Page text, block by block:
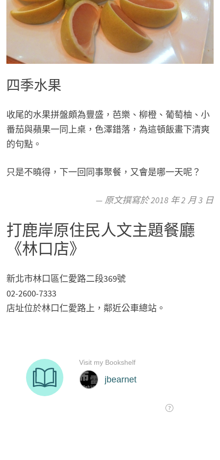
四季水果
收尾的水果拼盤頗為豐盛，芭樂、柳橙、葡萄柚、小
番茄與蘋果一同上桌，色澤錯落，為這頓飯畫下清爽
的句點。
只是不曉得，下一回同事聚餐，又會是哪一天呢？
— 原文撰寫於 2018 年 2 月 3 日
打鹿岸原住民人文主題餐廳
《林口店》
新北市林口區仁愛路二段369號
02-2600-7333
店址位於林口仁愛路上，鄰近公車總站。